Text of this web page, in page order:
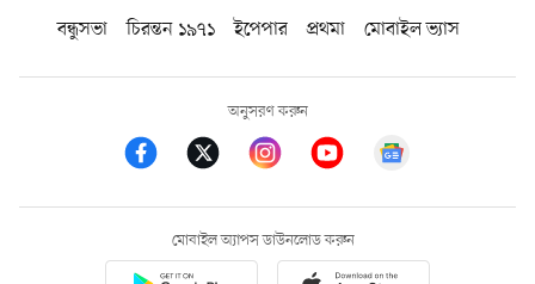
বন্ধুসভা
চিরন্তন ১৯৭১ ইপেপার প্রথমা মোবাইল ভ্যাস
অনুসরণ করুন
মোবাইল অ্যাপস ডাউনলোড করুন